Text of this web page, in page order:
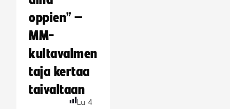
oppien” –
MM-
kultavalmen
taja kertaa
taivaltaan
Lu 4